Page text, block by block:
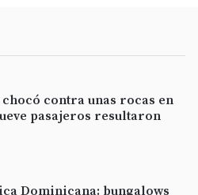
contra unas rocas en
pasajeros resultaron
Dominicana: bungalows